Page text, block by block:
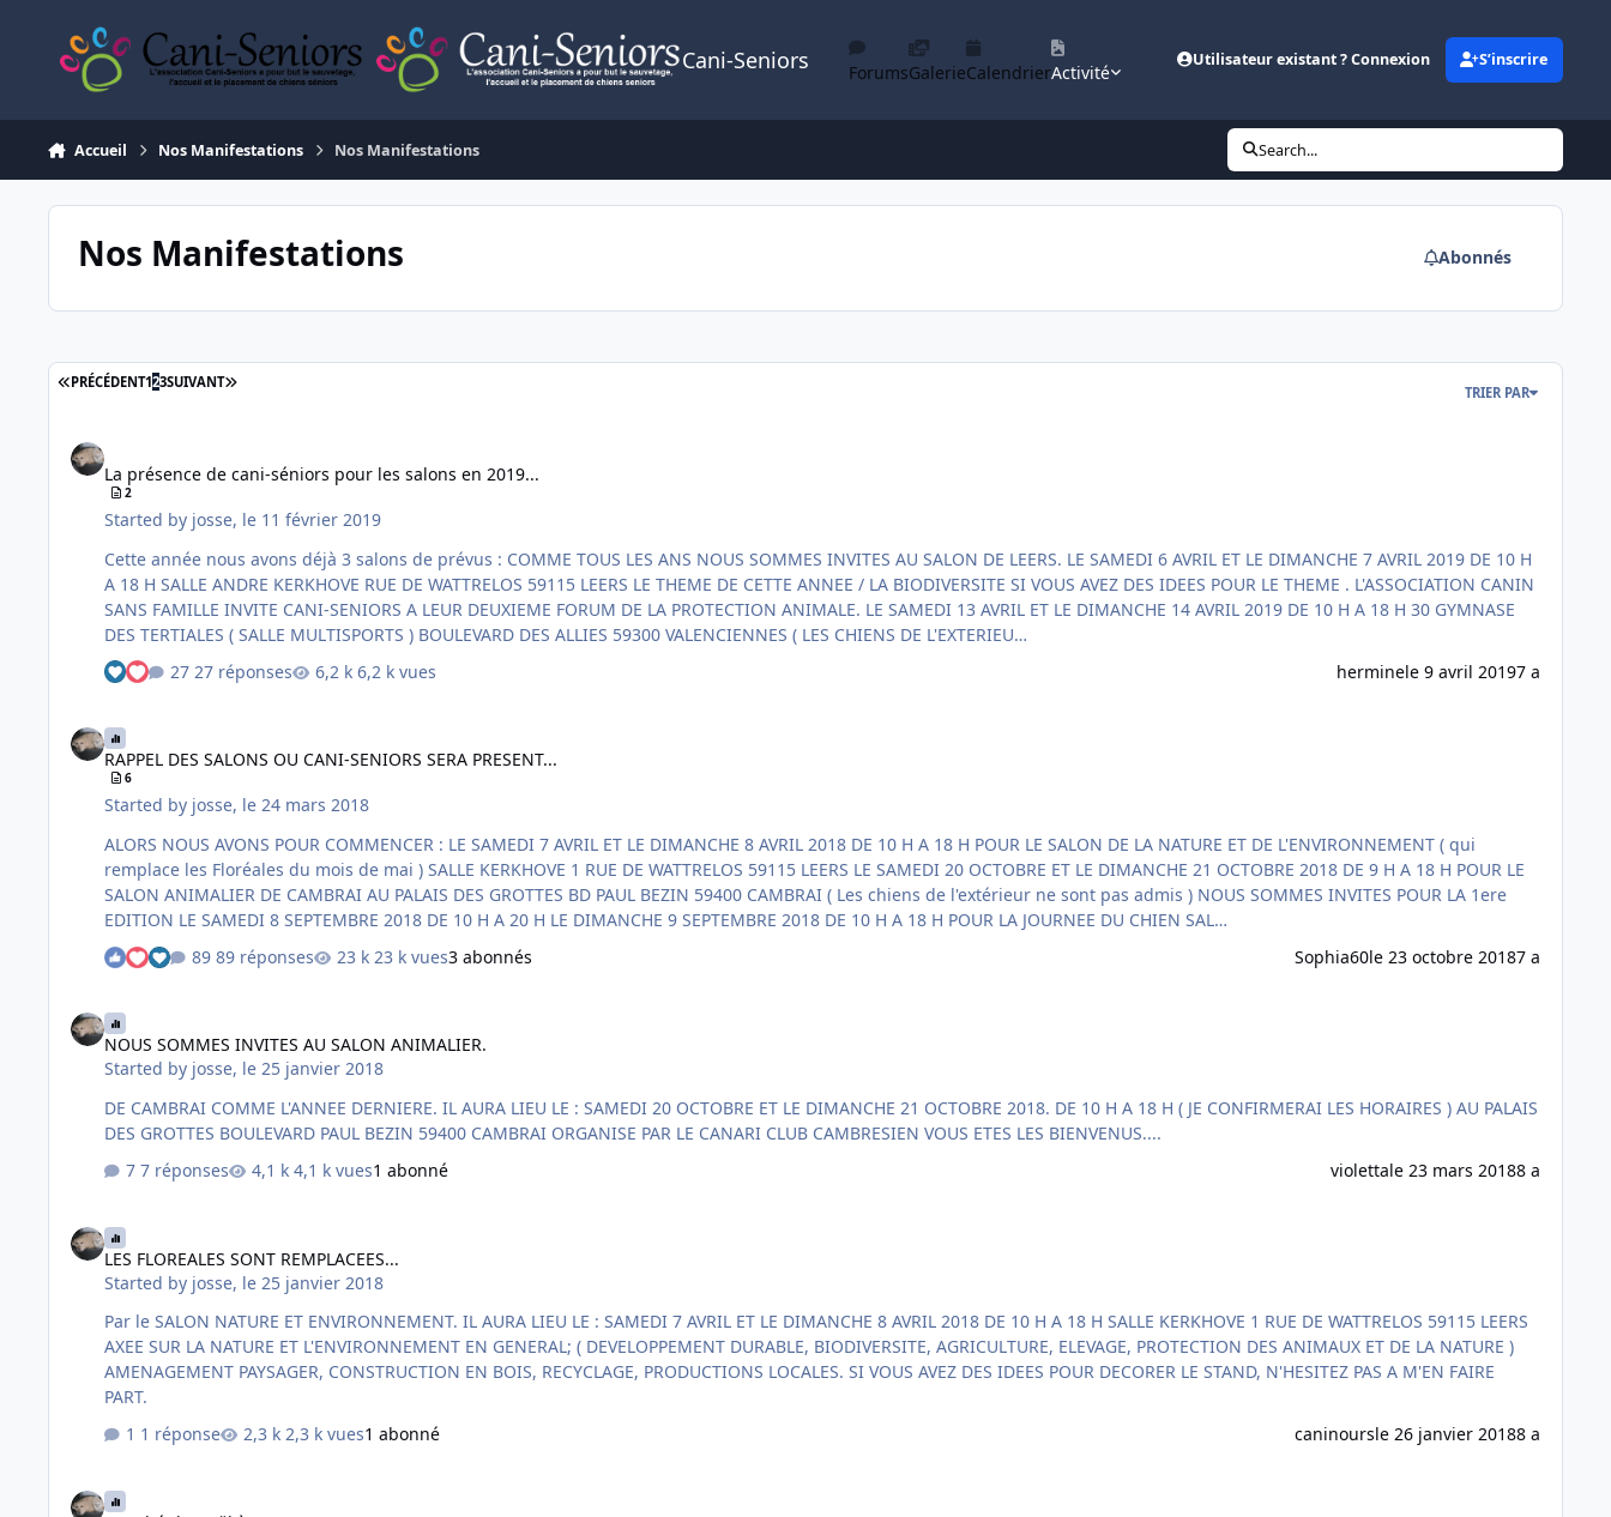
Cani-Seniors ForumsGalerieCalendrierActivité
Utilisateur existant ? Connexion S’inscrire
Accueil Nos Manifestations Nos Manifestations Search...
Nos Manifestations Abonnés
PREMIÈRE PAGE
PRÉCÉDENT123SUIVANT DERNIÈRE PAGE
TRIER PAR
La présence de cani-séniors pour les salons en 2019...
2
Started by josse, le 11 février 2019
Cette année nous avons déjà 3 salons de prévus : COMME TOUS LES ANS NOUS SOMMES INVITES AU SALON DE LEERS. LE SAMEDI 6 AVRIL ET LE DIMANCHE 7 AVRIL 2019 DE 10 H
A 18 H SALLE ANDRE KERKHOVE RUE DE WATTRELOS 59115 LEERS LE THEME DE CETTE ANNEE / LA BIODIVERSITE SI VOUS AVEZ DES IDEES POUR LE THEME . L'ASSOCIATION CANIN
SANS FAMILLE INVITE CANI-SENIORS A LEUR DEUXIEME FORUM DE LA PROTECTION ANIMALE. LE SAMEDI 13 AVRIL ET LE DIMANCHE 14 AVRIL 2019 DE 10 H A 18 H 30 GYMNASE
DES TERTIALES ( SALLE MULTISPORTS ) BOULEVARD DES ALLIES 59300 VALENCIENNES ( LES CHIENS DE L'EXTERIEU…
27 réponses
6,2 k vues herminele 9 avril 20197 a
RAPPEL DES SALONS OU CANI-SENIORS SERA PRESENT...
6
Started by josse, le 24 mars 2018
ALORS NOUS AVONS POUR COMMENCER : LE SAMEDI 7 AVRIL ET LE DIMANCHE 8 AVRIL 2018 DE 10 H A 18 H POUR LE SALON DE LA NATURE ET DE L'ENVIRONNEMENT ( qui
remplace les Floréales du mois de mai ) SALLE KERKHOVE 1 RUE DE WATTRELOS 59115 LEERS LE SAMEDI 20 OCTOBRE ET LE DIMANCHE 21 OCTOBRE 2018 DE 9 H A 18 H POUR LE
SALON ANIMALIER DE CAMBRAI AU PALAIS DES GROTTES BD PAUL BEZIN 59400 CAMBRAI ( Les chiens de l'extérieur ne sont pas admis ) NOUS SOMMES INVITES POUR LA 1ere
EDITION LE SAMEDI 8 SEPTEMBRE 2018 DE 10 H A 20 H LE DIMANCHE 9 SEPTEMBRE 2018 DE 10 H A 18 H POUR LA JOURNEE DU CHIEN SAL…
89 réponses
23 k vues3 abonnés Sophia60le 23 octobre 20187 a
NOUS SOMMES INVITES AU SALON ANIMALIER.
Started by josse, le 25 janvier 2018
DE CAMBRAI COMME L'ANNEE DERNIERE. IL AURA LIEU LE : SAMEDI 20 OCTOBRE ET LE DIMANCHE 21 OCTOBRE 2018. DE 10 H A 18 H ( JE CONFIRMERAI LES HORAIRES ) AU PALAIS
DES GROTTES BOULEVARD PAUL BEZIN 59400 CAMBRAI ORGANISE PAR LE CANARI CLUB CAMBRESIEN VOUS ETES LES BIENVENUS....
7 réponses
4,1 k vues1 abonné violettale 23 mars 20188 a
LES FLOREALES SONT REMPLACEES...
Started by josse, le 25 janvier 2018
Par le SALON NATURE ET ENVIRONNEMENT. IL AURA LIEU LE : SAMEDI 7 AVRIL ET LE DIMANCHE 8 AVRIL 2018 DE 10 H A 18 H SALLE KERKHOVE 1 RUE DE WATTRELOS 59115 LEERS
AXEE SUR LA NATURE ET L'ENVIRONNEMENT EN GENERAL; ( DEVELOPPEMENT DURABLE, BIODIVERSITE, AGRICULTURE, ELEVAGE, PROTECTION DES ANIMAUX ET DE LA NATURE )
AMENAGEMENT PAYSAGER, CONSTRUCTION EN BOIS, RECYCLAGE, PRODUCTIONS LOCALES. SI VOUS AVEZ DES IDEES POUR DECORER LE STAND, N'HESITEZ PAS A M'EN FAIRE
PART.
1 réponse
2,3 k vues1 abonné caninoursle 26 janvier 20188 a